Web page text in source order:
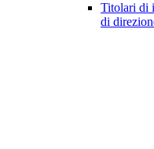
Titolari di
di